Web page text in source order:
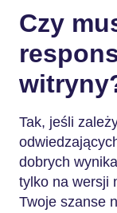
Czy
Tak, jeśli
dobrych
tylko na wersji
Twoje szanse